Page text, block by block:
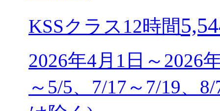
KSSクラス12時間
2026年4月1日～2026
～5/5、7/17～7/19、